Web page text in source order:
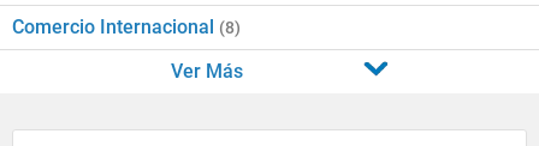
Comercio Internacional (8)
Ver Más